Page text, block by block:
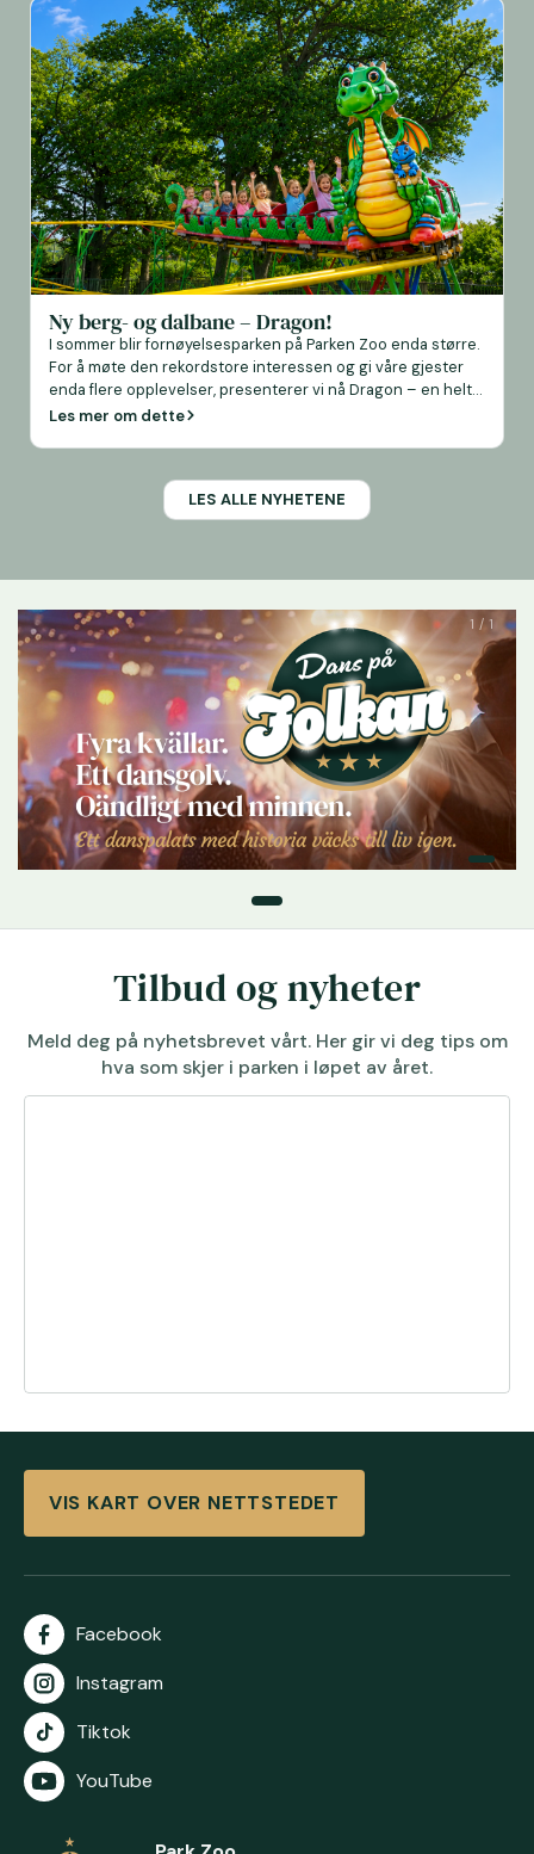
Ny berg- og dalbane – Dragon!
I sommer blir fornøyelsesparken på Parken Zoo enda større.
For å møte den rekordstore interessen og gi våre gjester
enda flere opplevelser, presenterer vi nå Dragon – en helt
ny berg- og dalbane for barn og familier. Dragon blir parkens
Les mer om dette
LES ALLE NYHETENE
1 / 1
Tilbud og nyheter
Meld deg på nyhetsbrevet vårt. Her gir vi deg tips om
hva som skjer i parken i løpet av året.
VIS KART OVER NETTSTEDET
Facebook
Instagram
Tiktok
YouTube